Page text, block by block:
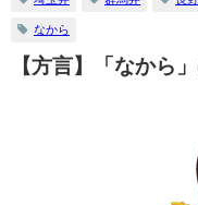
なから
【方言】「なから